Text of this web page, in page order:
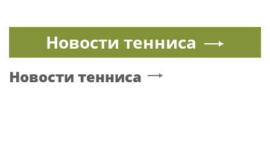
Новости тенниса
Новости тенниса